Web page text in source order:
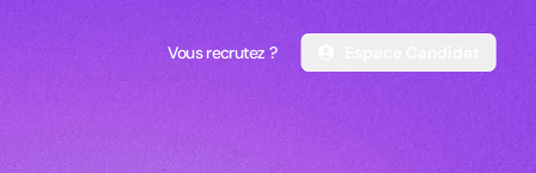
Vous recrutez ?
Vous recrutez ?